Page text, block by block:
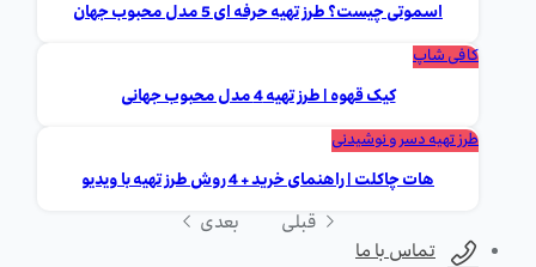
اسموتی چیست؟ طرز تهیه حرفه ای 5 مدل محبوب جهان
کافی شاپ
کیک قهوه | طرز تهیه 4 مدل محبوب جهانی
طرز تهیه دسر و نوشیدنی
هات چاکلت | راهنمای خرید + 4 روش طرز تهیه با ویدیو
قبلی
بعدی
تماس با ما